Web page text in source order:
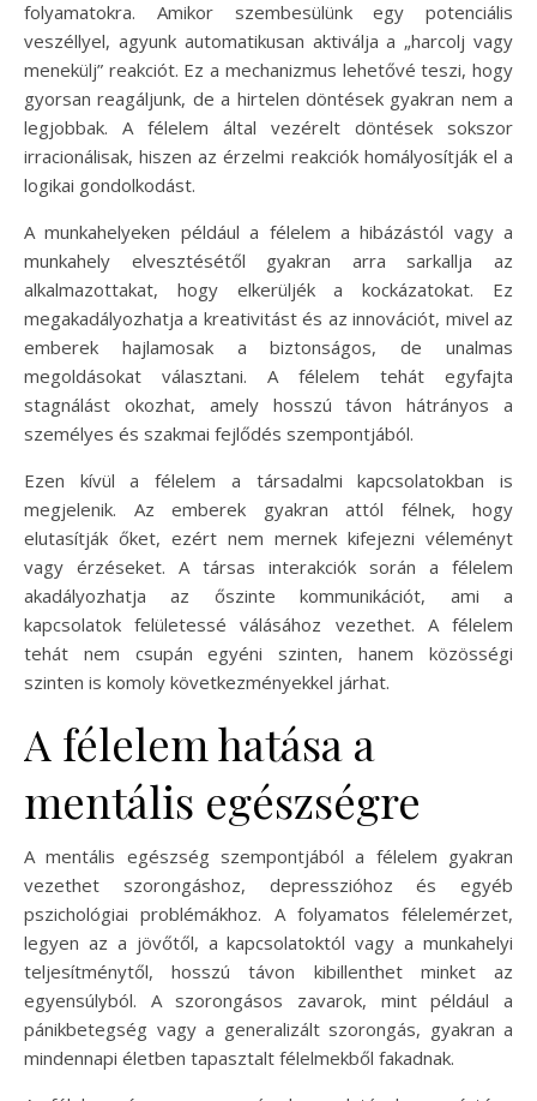
folyamatokra. Amikor szembesülünk egy potenciális
veszéllyel, agyunk automatikusan aktiválja a „harcolj vagy
menekülj” reakciót. Ez a mechanizmus lehetővé teszi, hogy
gyorsan reagáljunk, de a hirtelen döntések gyakran nem a
legjobbak. A félelem által vezérelt döntések sokszor
irracionálisak, hiszen az érzelmi reakciók homályosítják el a
logikai gondolkodást.
A munkahelyeken például a félelem a hibázástól vagy a
munkahely elvesztésétől gyakran arra sarkallja az
alkalmazottakat, hogy elkerüljék a kockázatokat. Ez
megakadályozhatja a kreativitást és az innovációt, mivel az
emberek hajlamosak a biztonságos, de unalmas
megoldásokat választani. A félelem tehát egyfajta
stagnálást okozhat, amely hosszú távon hátrányos a
személyes és szakmai fejlődés szempontjából.
Ezen kívül a félelem a társadalmi kapcsolatokban is
megjelenik. Az emberek gyakran attól félnek, hogy
elutasítják őket, ezért nem mernek kifejezni véleményt
vagy érzéseket. A társas interakciók során a félelem
akadályozhatja az őszinte kommunikációt, ami a
kapcsolatok felületessé válásához vezethet. A félelem
tehát nem csupán egyéni szinten, hanem közösségi
szinten is komoly következményekkel járhat.
A félelem hatása a
mentális egészségre
A mentális egészség szempontjából a félelem gyakran
vezethet szorongáshoz, depresszióhoz és egyéb
pszichológiai problémákhoz. A folyamatos félelemérzet,
legyen az a jövőtől, a kapcsolatoktól vagy a munkahelyi
teljesítménytől, hosszú távon kibillenthet minket az
egyensúlyból. A szorongásos zavarok, mint például a
pánikbetegség vagy a generalizált szorongás, gyakran a
mindennapi életben tapasztalt félelmekből fakadnak.